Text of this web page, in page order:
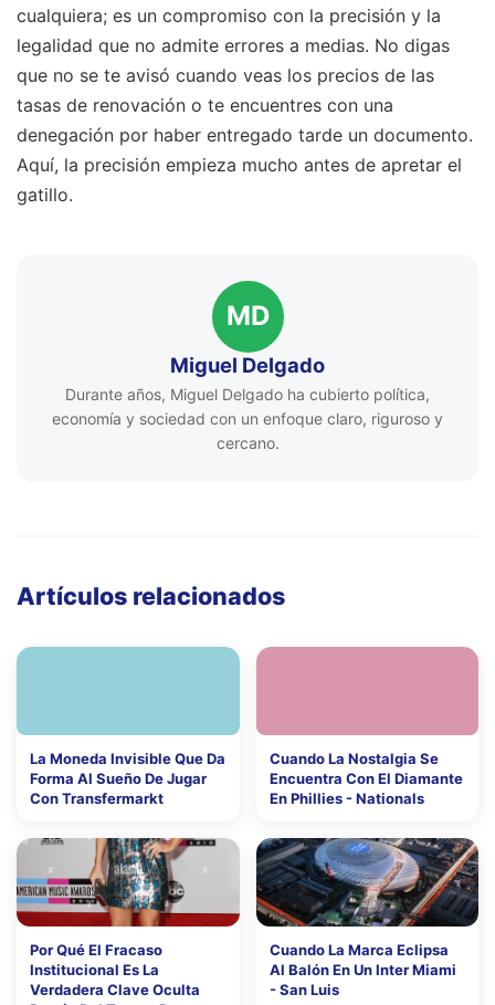
cualquiera; es un compromiso con la precisión y la
legalidad que no admite errores a medias. No digas
que no se te avisó cuando veas los precios de las
tasas de renovación o te encuentres con una
denegación por haber entregado tarde un documento.
Aquí, la precisión empieza mucho antes de apretar el
gatillo.
MD
Miguel Delgado
Durante años, Miguel Delgado ha cubierto política,
economía y sociedad con un enfoque claro, riguroso y
cercano.
Artículos relacionados
La Moneda Invisible Que Da
Forma Al Sueño De Jugar
Con Transfermarkt
Cuando La Nostalgia Se
Encuentra Con El Diamante
En Phillies - Nationals
Por Qué El Fracaso
Institucional Es La
Verdadera Clave Oculta
Cuando La Marca Eclipsa
Al Balón En Un Inter Miami
- San Luis